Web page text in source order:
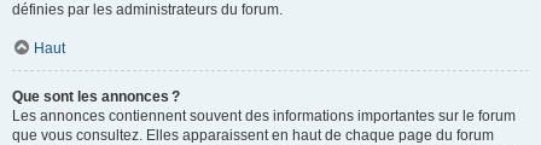
définies par les administrateurs du forum.
Haut
Que sont les annonces ?
Les annonces contiennent souvent des informations importantes sur le forum
que vous consultez. Elles apparaissent en haut de chaque page du forum